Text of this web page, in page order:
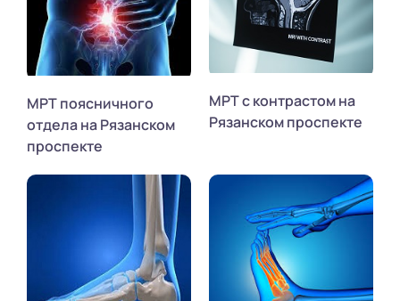
МРТ поясничного
отдела на Рязанском
проспекте
МРТ с контрастом на
Рязанском проспекте